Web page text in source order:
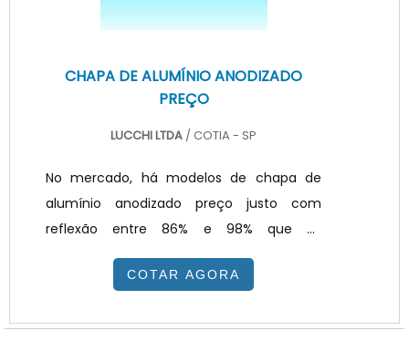
CHAPA DE ALUMÍNIO ANODIZADO
PREÇO
LUCCHI LTDA / COTIA - SP
No mercado, há modelos de chapa de
alumínio anodizado preço justo com
reflexão entre 86% e 98% que se
destacam pela alta performance e
tecnologia avançada de fabricação. Esses
processo PVD (Physical Vepour Deposition,
COTAR AGORA